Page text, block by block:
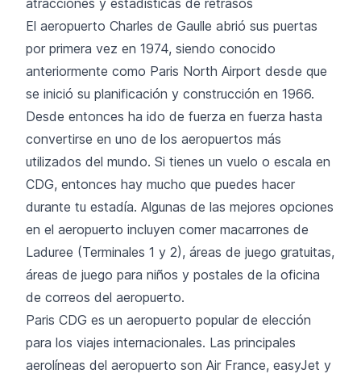
El aeropuerto Charles de Gaulle abrió sus puertas
por primera vez en 1974, siendo conocido
anteriormente como Paris North Airport desde que
se inició su planificación y construcción en 1966.
Desde entonces ha ido de fuerza en fuerza hasta
convertirse en uno de los aeropuertos más
utilizados del mundo. Si tienes un vuelo o escala en
CDG, entonces hay mucho que puedes hacer
durante tu estadía. Algunas de las mejores opciones
en el aeropuerto incluyen comer macarrones de
Laduree (Terminales 1 y 2), áreas de juego gratuitas,
áreas de juego para niños y postales de la oficina
de correos del aeropuerto.
Paris CDG es un aeropuerto popular de elección
para los viajes internacionales. Las principales
aerolíneas del aeropuerto son Air France, easyJet y